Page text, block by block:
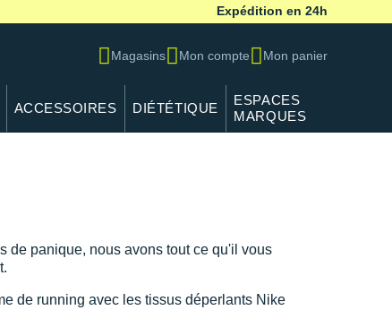
Expédition en 24h
Magasins Mon compte Mon panier
ACCESSOIRES DIÉTÉTIQUE
ESPACES
MARQUES
de panique, nous avons tout ce qu'il vous
de running avec les tissus déperlants Nike